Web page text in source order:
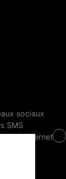
sociaux
SMS
et internet